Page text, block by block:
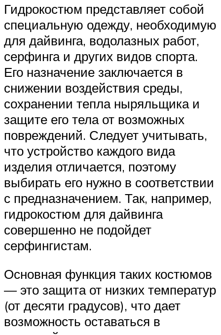
Гидрокостюм представляет собой
специальную одежду, необходимую
для дайвинга, водолазных работ,
серфинга и других видов спорта.
Его назначение заключается в
снижении воздействия среды,
сохранении тепла ныряльщика и
защите его тела от возможных
повреждений. Следует учитывать,
что устройство каждого вида
изделия отличается, поэтому
выбирать его нужно в соответствии
с предназначением. Так, например,
гидрокостюм для дайвинга
совершенно не подойдет
серфингистам.
Основная функция таких костюмов
— это защита от низких температур
(от десяти градусов), что дает
возможность оставаться в